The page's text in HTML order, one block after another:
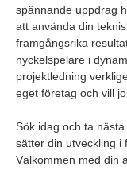
spännande uppdrag
att använda din
framgångsrika
nyckelspelare i
projektledning
eget företag och vill
Sök idag och ta
sätter din utveckling i
Välkommen med din